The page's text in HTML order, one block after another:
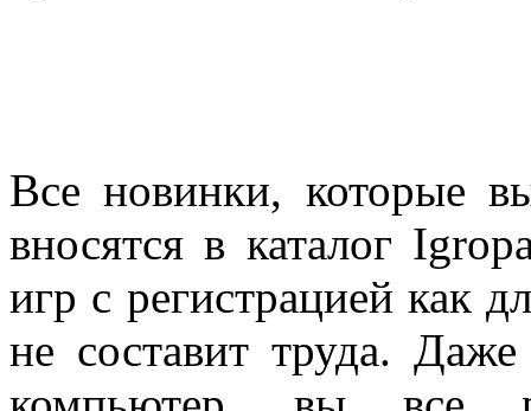
Все новинки, которые
вносятся в каталог
игр с регистрацией как
не составит труда.